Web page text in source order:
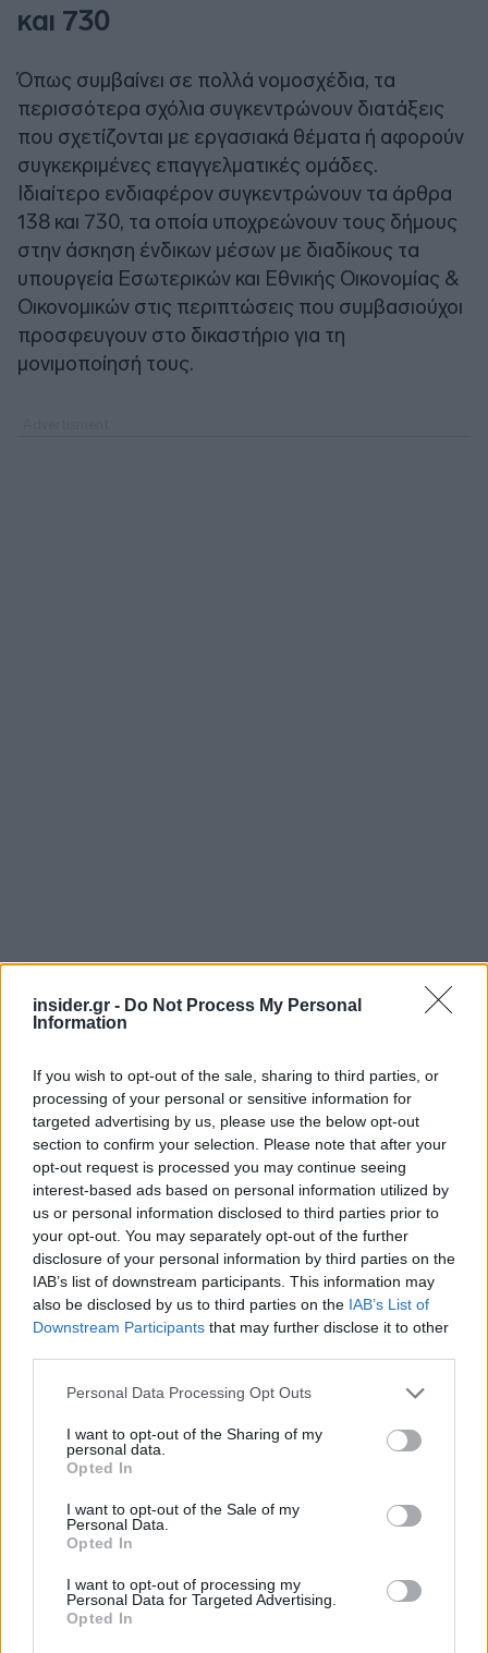
insider.gr - Do Not Process My Personal
Information
If you wish to opt-out of the sale, sharing to third parties, or
processing of your personal or sensitive information for
targeted advertising by us, please use the below opt-out
section to confirm your selection. Please note that after your
opt-out request is processed you may continue seeing
interest-based ads based on personal information utilized by
us or personal information disclosed to third parties prior to
your opt-out. You may separately opt-out of the further
disclosure of your personal information by third parties on the
IAB’s list of downstream participants. This information may
also be disclosed by us to third parties on the IAB’s List of
Downstream Participants that may further disclose it to other
Please note that this website/app uses one or more Google
not limited to your visit or usage behaviour. You may click to
grant or deny consent to Google and its third-party tags to
use your data for below specified purposes in below Google
consent section.
Personal Data Processing Opt Outs
I want to opt-out of the Sharing of my
personal data.
Opted In
I want to opt-out of the Sale of my
Personal Data.
Opted In
I want to opt-out of processing my
Personal Data for Targeted Advertising.
Opted In
και 730
Όπως συμβαίνει σε πολλά νομοσχέδια, τα
περισσότερα σχόλια συγκεντρώνουν διατάξεις
που σχετίζονται με εργασιακά θέματα ή αφορούν
συγκεκριμένες επαγγελματικές ομάδες.
Ιδιαίτερο ενδιαφέρον συγκεντρώνουν τα άρθρα
138 και 730, τα οποία υποχρεώνουν τους δήμους
στην άσκηση ένδικων μέσων με διαδίκους τα
υπουργεία Εσωτερικών και Εθνικής Οικονομίας &
Οικονομικών στις περιπτώσεις που συμβασιούχοι
προσφευγουν στο δικαστήριο για τη
μονιμοποίησή τους.
Η πλειονότητα των σχολίων προέρχεται από
συμβασιούχους εργαζομένους και εκπροσώπους
τους, οι οποίοι ζητούν να περιοριστεί η
υποχρεωτική άσκηση εφέσεων και άλλων ένδικων
μέσων από τους δήμους όταν υπάρχουν
πρωτόδικες δικαστικές αποφάσεις υπέρ των
εργαζομένων. Από την άλλη πλευρά, ορισμένοι
αιρετοί και υπηρεσιακά στελέχη επισημαίνουν ότι
απαιτούνται σαφείς δικλείδες ασφαλείας ώστε
κίνδυνο καταλογισμών ή πειθαρχικών ευθυνών
όταν επιλέγουν να μην ασκήσουν ένδικα μέσα.
διαμόρφωση ενός πιο ευέλικτου πλαισίου που θα
επιτρέπει στους δήμους να αξιολογούν κατά
αποφεύγοντας αυτοματοποιημένες διαδικασίες
που συχνά οδηγούν σε πολυετείς δικαστικές